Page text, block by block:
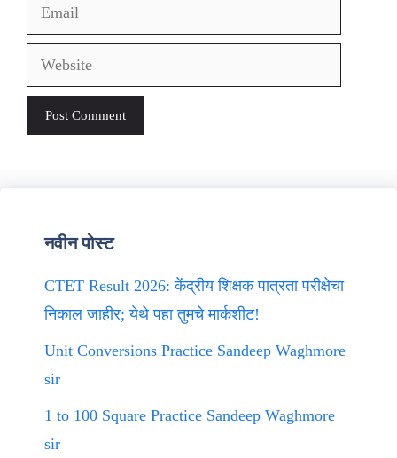
Email
Website
नवीन पोस्ट
CTET Result 2026: केंद्रीय शिक्षक पात्रता परीक्षेचा
निकाल जाहीर; येथे पहा तुमचे मार्कशीट!
Unit Conversions Practice Sandeep Waghmore
sir
1 to 100 Square Practice Sandeep Waghmore
sir